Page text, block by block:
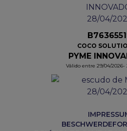
COCO
PYME
Válido entre 29/04/2026-